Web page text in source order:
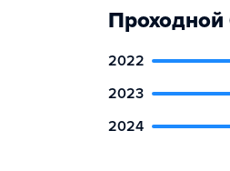
2022
2023
2024